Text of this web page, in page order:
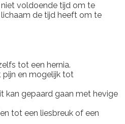
niet voldoende tijd om te
lichaam de tijd heeft om te
tot een hernia.
pijn en mogelijk tot
kan gepaard gaan met hevige
tot een liesbreuk of een